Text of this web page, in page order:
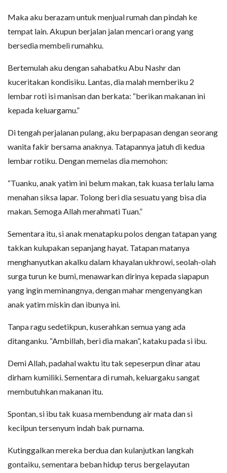
Maka aku berazam untuk menjual rumah dan pindah ke
tempat lain. Akupun berjalan jalan mencari orang yang
bersedia membeli rumahku.
Bertemulah aku dengan sahabatku Abu Nashr dan
kuceritakan kondisiku. Lantas, dia malah memberiku 2
lembar roti isi manisan dan berkata: “berikan makanan ini
kepada keluargamu.”
Di tengah perjalanan pulang, aku berpapasan dengan seorang
wanita fakir bersama anaknya. Tatapannya jatuh di kedua
lembar rotiku. Dengan memelas dia memohon:
“Tuanku, anak yatim ini belum makan, tak kuasa terlalu lama
menahan siksa lapar. Tolong beri dia sesuatu yang bisa dia
makan. Semoga Allah merahmati Tuan.”
Sementara itu, si anak menatapku polos dengan tatapan yang
takkan kulupakan sepanjang hayat. Tatapan matanya
menghanyutkan akalku dalam khayalan ukhrowi, seolah-olah
surga turun ke bumi, menawarkan dirinya kepada siapapun
yang ingin meminangnya, dengan mahar mengenyangkan
anak yatim miskin dan ibunya ini.
Tanpa ragu sedetikpun, kuserahkan semua yang ada
ditanganku. “Ambillah, beri dia makan”, kataku pada si ibu.
Demi Allah, padahal waktu itu tak sepeserpun dinar atau
dirham kumiliki. Sementara di rumah, keluargaku sangat
membutuhkan makanan itu.
Spontan, si ibu tak kuasa membendung air mata dan si
kecilpun tersenyum indah bak purnama.
Kutinggalkan mereka berdua dan kulanjutkan langkah
gontaiku, sementara beban hidup terus bergelayutan